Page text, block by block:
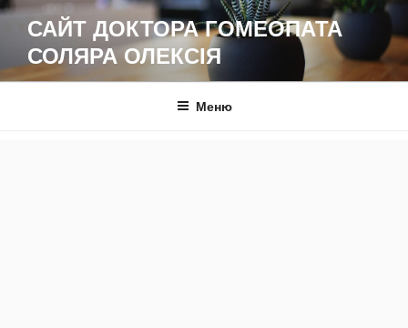
Перейти
вмісту
САЙТ ДОКТОРА ГОМЕОПАТА
СОЛЯРА ОЛЕКСІЯ
Меню